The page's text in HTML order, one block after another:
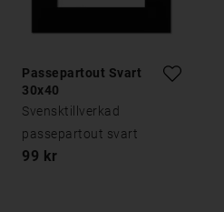
Passepartout Svart
30x40
Svensktillverkad
passepartout svart
99 kr